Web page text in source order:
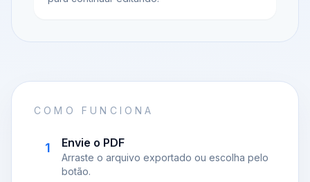
COMO FUNCIONA
1 Envie o PDF
Arraste o arquivo exportado ou escolha pelo
botão.